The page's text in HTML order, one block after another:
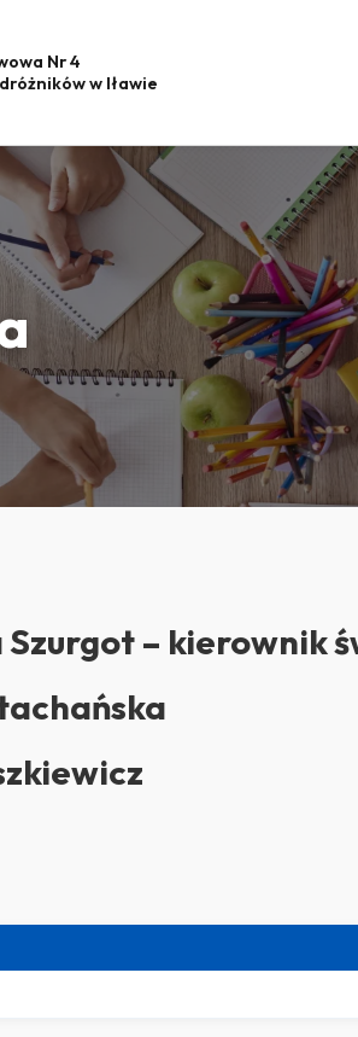
Nr 4
w Iławie
– kierownik